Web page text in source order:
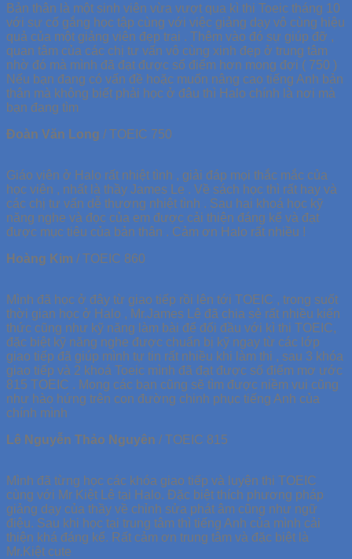
Bản thân là một sinh viên vừa vượt qua kì thi Toeic tháng 10
với sự cố gắng học tập cùng với việc giảng dạy vô cùng hiệu
quả của một giảng viên đẹp trai . Thêm vào đó sự giúp đỡ ,
quan tâm của các chị tư vấn vô cùng xinh đẹp ở trung tâm
nhờ đó mà mình đã đạt được sổ điểm hơn mong đợi ( 750 )
Nếu bạn đang có vấn đề hoặc muốn nâng cao tiếng Anh bản
thân mà không biết phải học ở đâu thì Halo chính là nơi mà
bạn đang tìm
Đoàn Văn Long / TOEIC 750
Giáo viên ở Halo rất nhiệt tình , giải đáp mọi thắc mắc của
học viên , nhất là thầy James Le . Về sách học thì rất hay và
các chị tư vấn dễ thương nhiệt tình . Sau hai khoá học kỹ
năng nghe và đọc của em được cải thiện đáng kể và đạt
được mục tiêu của bản thân . Cảm ơn Halo rất nhiều !
Hoàng Kim / TOEIC 860
Mình đã học ở đây từ giao tiếp rồi lên tới TOEIC , trong suốt
thời gian học ở Halo , Mr.James Lê đã chia sẻ rất nhiều kiến
thức cũng như kỹ năng làm bài để đối đầu với kì thi TOEIC,
đặc biệt kỹ năng nghe được chuẩn bị kỹ ngay từ các lớp
giao tiếp đã giúp mình tự tin rất nhiều khi làm thi , sau 3 khóa
giao tiếp và 2 khoá Toeic mình đã đạt được số điểm mơ ước
815 TOEIC . Mong các bạn cũng sẽ tìm được niềm vui cũng
như hào hứng trên con đường chinh phục tiếng Anh của
chính mình
Lê Nguyễn Thảo Nguyên / TOEIC 815
Mình đã từng học các khóa giao tiếp và luyện thi TOEIC
cùng với Mr Kiệt Lê tại Halo. Đặc biệt thích phương pháp
giảng dạy của thầy về chỉnh sửa phát âm cũng như ngữ
điệu. Sau khi học tại trung tâm thì tiếng Anh của mình cải
thiện khá đáng kể. Rất cảm ơn trung tâm và đặc biệt là
Mr.Kiệt cute